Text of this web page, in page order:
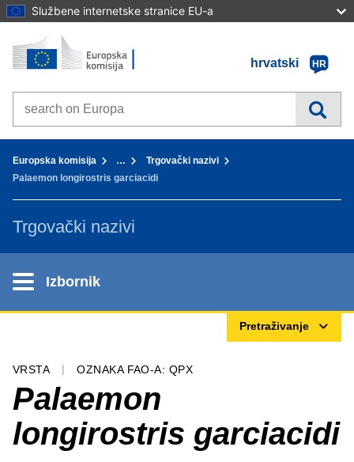
Službene internetske stranice EU-a
Idi na sadržaj
Početna stranica - Europska komisija
hrvatski
HR
Search on Europa websites
Europska komisija …
Trgovački nazivi
Palaemon longirostris garciacidi
Trgovački nazivi
Izbornik
Pretraživanje
VRSTA OZNAKA FAO-A: QPX
Palaemon
longirostris garciacidi